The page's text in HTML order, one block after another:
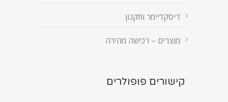
דיסקליימר ותקנון
מוצרים – רכישה מהירה
קישורים פופולרים